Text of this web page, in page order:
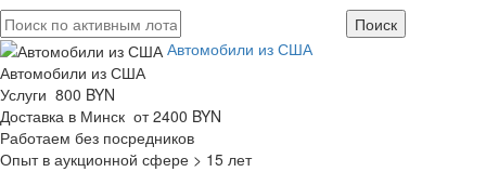
Автомобили из США
Автомобили из США
Услуги 800 BYN
Доставка в Минск от 2400 BYN
Работаем без посредников
Опыт в аукционной сфере > 15 лет